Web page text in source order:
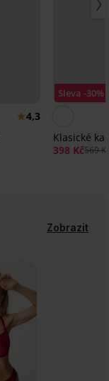
4,3
Sleva -30%
Klasické
398 Kč569
Zobrazit